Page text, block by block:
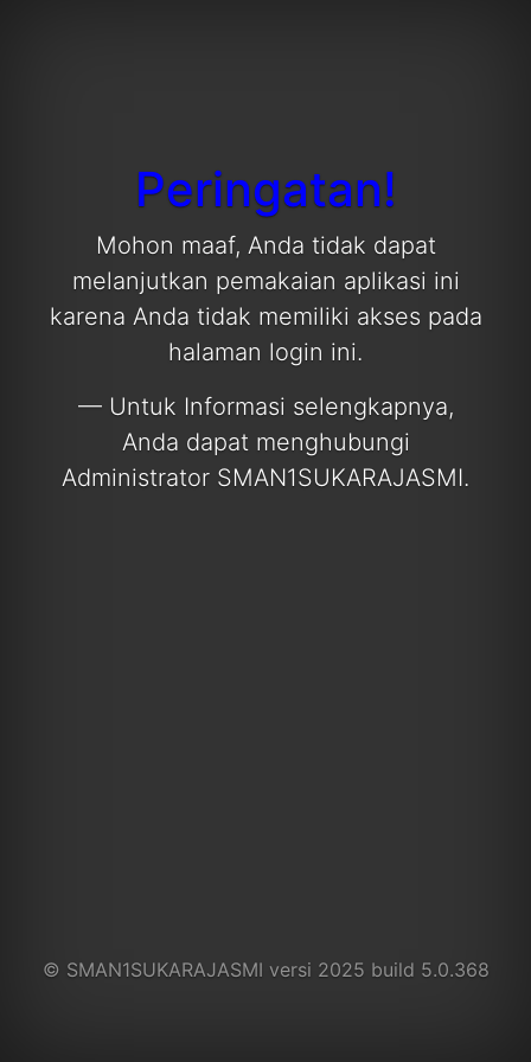
Peringatan!
Mohon maaf, Anda tidak dapat
melanjutkan pemakaian aplikasi ini
karena Anda tidak memiliki akses pada
halaman login ini.
— Untuk Informasi selengkapnya,
Anda dapat menghubungi
Administrator SMAN1SUKARAJASMI.
© SMAN1SUKARAJASMI versi 2025 build 5.0.368